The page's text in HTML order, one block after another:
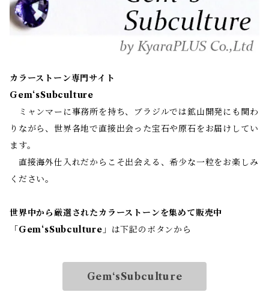
カラーストーン専門サイト
Gem‘sSubculture
ミャンマーに事務所を持ち、ブラジルでは鉱山開発にも関わ
りながら、世界各地で直接出会った宝石や原石をお届けしてい
ます。
直接海外仕入れだからこそ出会える、希少な一粒をお楽しみ
ください。
世界中から厳選されたカラーストーンを集めて販売中
「Gem‘sSubculture 」は下記のボタンから
Gem‘sSubculture